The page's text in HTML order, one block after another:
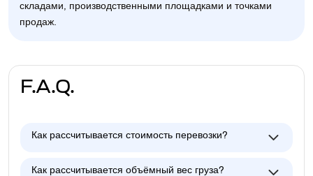
складами, производственными площадками и точками
продаж.
F.A.Q.
Как рассчитывается стоимость перевозки?
Как рассчитывается объёмный вес груза?